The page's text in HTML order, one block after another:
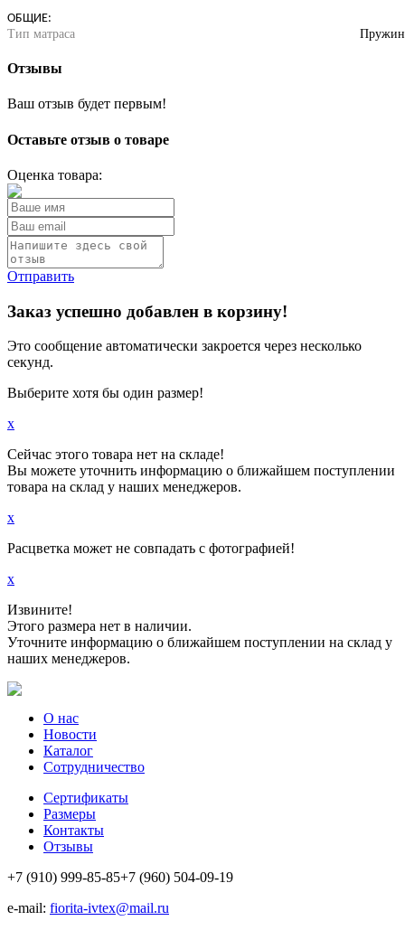
ОБЩИЕ:
Тип матраса
Отзывы
Ваш отзыв будет первым!
Оставьте отзыв о товаре
Оценка товара:
Отправить
Заказ успешно добавлен в корзину!
Это сообщение автоматически закроется через несколько
секунд.
Выберите хотя бы один размер!
x
Сейчас этого товара нет на складе!
Вы можете уточнить информацию о ближайшем поступлении
товара на склад у наших менеджеров.
x
Расцветка может не совпадать с фотографией!
x
Извините!
Этого размера нет в наличии.
Уточните информацию о ближайшем поступлении на склад у
наших менеджеров.
О нас
Новости
Каталог
Сотрудничество
Сертификаты
Размеры
Контакты
Отзывы
+7 (910) 999-85-85+7 (960) 504-09-19
e-mail: fiorita-ivtex@mail.ru